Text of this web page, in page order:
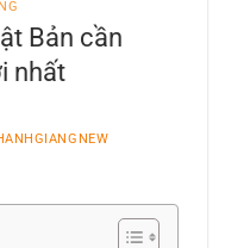
Bản cần
nhất